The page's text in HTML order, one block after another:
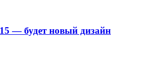
— будет новый дизайн